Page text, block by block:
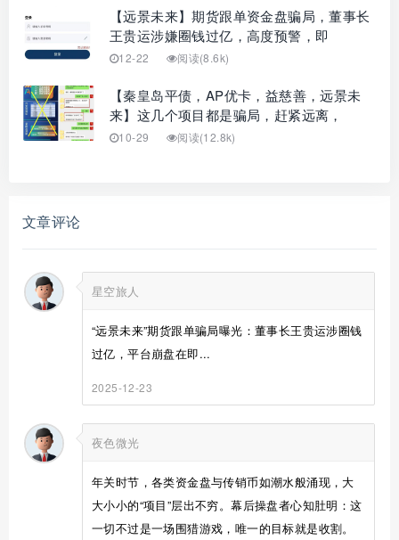
【远景未来】期货跟单资金盘骗局，董事长
王贵运涉嫌圈钱过亿，高度预警，即
12-22 阅读(8.6k)
【秦皇岛平债，AP优卡，益慈善，远景未
来】这几个项目都是骗局，赶紧远离，
10-29 阅读(12.8k)
文章评论
星空旅人
“远景未来”期货跟单骗局曝光：董事长王贵运涉圈钱
过亿，平台崩盘在即...
2025-12-23
夜色微光
年关时节，各类资金盘与传销币如潮水般涌现，大
大小小的“项目”层出不穷。幕后操盘者心知肚明：这
一切不过是一场围猎游戏，唯一的目标就是收割。